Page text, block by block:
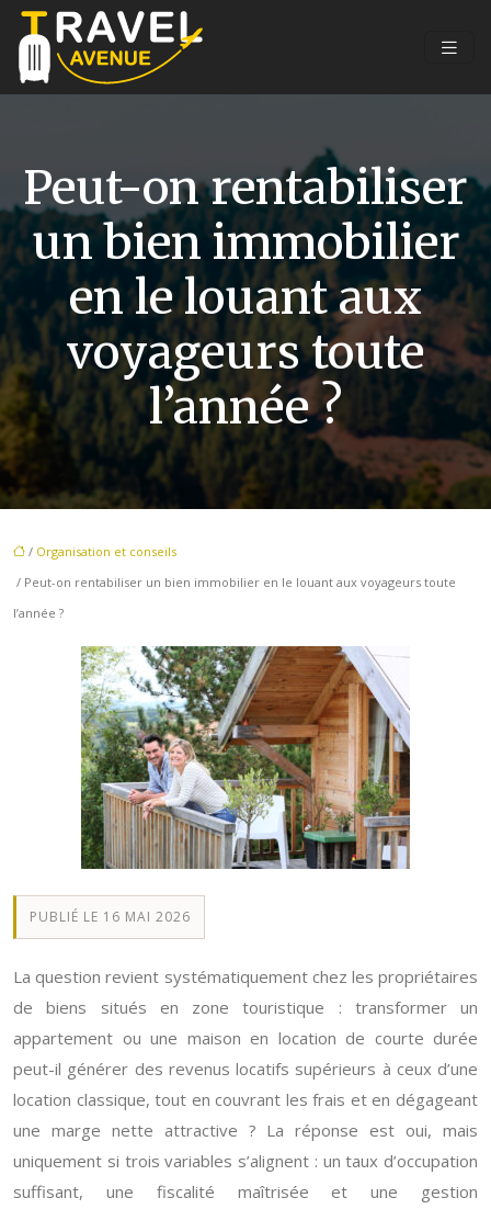
Peut-on rentabiliser
un bien immobilier
en le louant aux
voyageurs toute
l’année ?
/ Organisation et conseils
/ Peut-on rentabiliser un bien immobilier en le louant aux voyageurs toute
l’année ?
PUBLIÉ LE 16 MAI 2026
La question revient systématiquement chez les propriétaires
de biens situés en zone touristique : transformer un
appartement ou une maison en location de courte durée
peut-il générer des revenus locatifs supérieurs à ceux d’une
location classique, tout en couvrant les frais et en dégageant
une marge nette attractive ? La réponse est oui, mais
uniquement si trois variables s’alignent : un taux d’occupation
suffisant, une fiscalité maîtrisée et une gestion